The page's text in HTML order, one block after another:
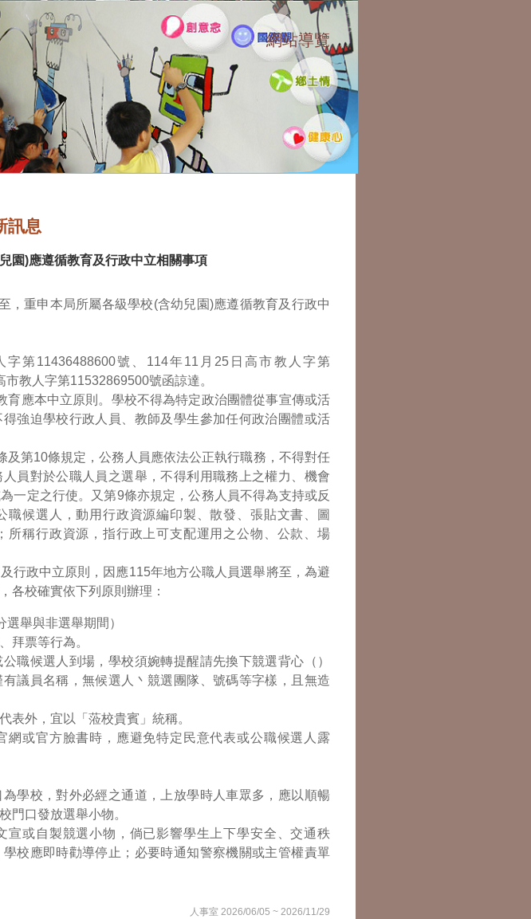
::: 網站導覽
訊息
園)應遵循教育及行政中立相關事項
，重申本局所屬各級學校(含幼兒園)應遵循教育及行政中
第11436488600號、114年11月25日高市教人字第
教人字第11532869500號函諒達。
育應本中立原則。學校不得為特定政治團體從事宣傳或活
強迫學校行政人員、教師及學生參加任何政治團體或活
及第10條規定，公務人員應依法公正執行職務，不得對任
員對於公職人員之選舉，不得利用職務上之權力、機會
一定之行使。又第9條亦規定，公務人員不得為支持或反
職候選人，動用行政資源編印製、散發、張貼文書、圖
所稱行政資源，指行政上可支配運用之公物、公款、場
行政中立原則，因應115年地方公職人員選舉將至，為避
各校確實依下列原則辦理：
舉與非選舉期間）
拜票等行為。
職候選人到場，學校須婉轉提醒請先換下競選背心（）
議員名稱，無候選人丶競選團隊、號碼等字樣，且無造
表外，宜以「蒞校貴賓」統稱。
網或官方臉書時，應避免特定民意代表或公職候選人露
學校，對外必經之通道，上放學時人車眾多，應以順暢
門口發放選舉小物。
宣或自製競選小物，倘已影響學生上下學安全、交通秩
校應即時勸導停止；必要時通知警察機關或主管權責單
人事室 2026/06/05 ~ 2026/11/29